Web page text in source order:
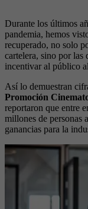
Durante los últimos
pandemia, hemos
recuperado, no solo
cartelera, sino por las
incentivar al público
Así lo demuestran
Promoción
reportaron que entre
millones de personas
ganancias para la